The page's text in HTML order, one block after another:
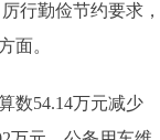
行勤俭节约要求，
面。
数54.14万元减少